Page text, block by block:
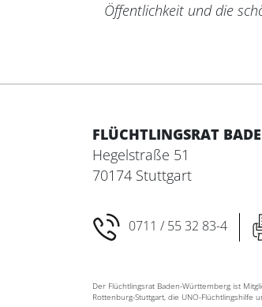
Öffentlichkeit und die
FLÜCHTLINGSRAT
Hegelstraße 51
70174 Stuttgart
0711 / 55 32 83-4
Der Flüchtlingsrat Baden-Württemberg ist
Rottenburg-Stuttgart, die UNO-Flüchtlingshilfe